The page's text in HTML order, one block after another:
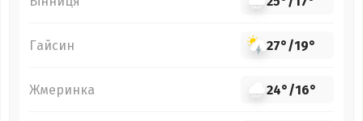
Гайсин 27°/19°
Жмеринка 24°/16°